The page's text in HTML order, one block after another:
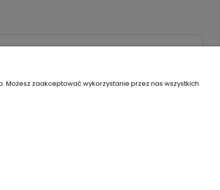
zaakceptować wykorzystanie przez nas wszystkich